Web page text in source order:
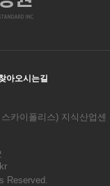
아오시는길
카이폴리스) 지식산업센
Reserved.